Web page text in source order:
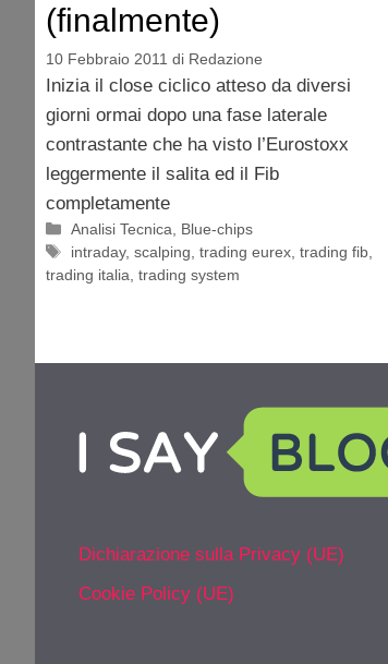
(finalmente)
10 Febbraio 2011 di Redazione
Inizia il close ciclico atteso da diversi
giorni ormai dopo una fase laterale
contrastante che ha visto l’Eurostoxx
leggermente il salita ed il Fib
completamente
Categorie
Analisi Tecnica
Blue-chips
Tag
intraday,scalping ,trading eurex ,trading fib
trading italia trading system
Dichiarazione sulla Privacy (UE)
Cookie Policy (UE)